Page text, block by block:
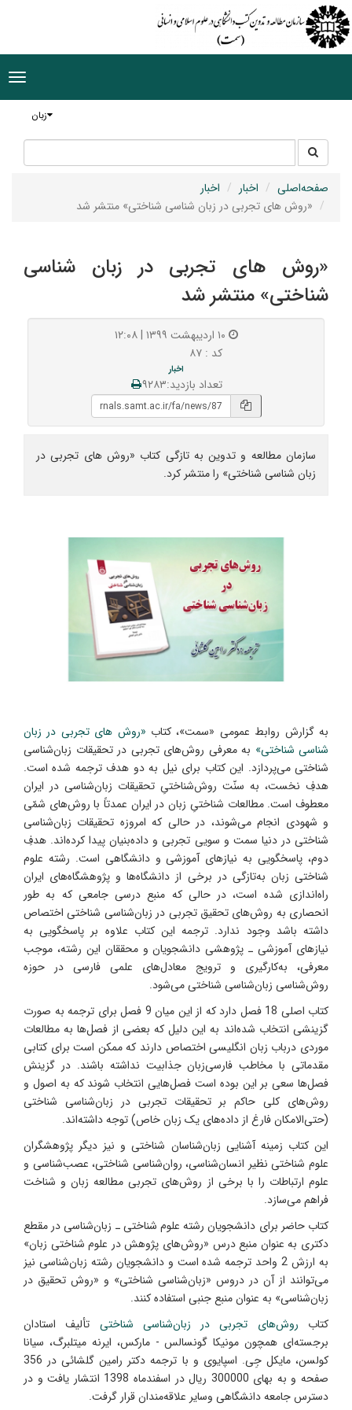
زبان
جستجو
در
سایت
صفحه‌اصلی اخبار
اخبار
«روش‌ های تجربی در زبان‌ شناسی شناختی» منتشر شد
«روش‌ های تجربی در زبان‌ شناسی
شناختی» منتشر شد
کد : ۸۷
اخبار
تعداد بازدید:۹۲۸۳
سازمان مطالعه و تدوین به تازگی کتاب «روش‌ های تجربی در
زبان‌ شناسی شناختی» را منتشر کرد.
به گزارش روابط عمومی «سمت»، کتاب «روش‌ های تجربی در زبان‌
شناسی شناختی» به معرفی روش‌های تجربی در تحقیقات زبان‌شناسی
شناختی می‌پردازد. این کتاب برای نیل به دو هدف ترجمه شده است.
هدفِ نخست، به سنّت روش‌شناختیِ تحقیقات زبان‌شناسی در ایران
معطوف است. مطالعات شناختیِ زبان در ایران عمدتاً با روش‌های شمّی
و شهودی انجام می‌شوند، در حالی که امروزه تحقیقات زبان‌شناسی
شناختی در دنیا سمت و سویی تجربی و داده‌بنیان پیدا کرده‌اند. هدفِ
دوم، پاسخگویی به نیازهای آموزشی و دانشگاهی است. رشته علوم
شناختی زبان به‌تازگی در برخی از دانشگاه‌ها و پژوهشگاه‌های ایران
راه‌اندازی شده است، در حالی که منبع درسی جامعی که به طور
انحصاری به روش‌های تحقیق تجربی در زبان‌شناسی شناختی اختصاص
داشته باشد وجود ندارد. ترجمه این کتاب علاوه بر پاسخگویی به
نیازهای آموزشی ـ پژوهشی دانشجویان و محققان این رشته، موجب
معرفی، به‌کارگیری و ترویج معادل‌های علمی فارسی در حوزه
روش‌شناسی زبان‌شناسی شناختی می‌شود.
کتاب اصلی 18 فصل دارد که از این میان 9 فصل برای ترجمه به صورت
گزینشی انتخاب شد‌ه‌اند به این دلیل که بعضی از فصل‌ها به مطالعات
موردی درباب زبان انگلیسی اختصاص دارند که ممکن است برای کتابی
مقدماتی با مخاطب فارسی‌زبان جذابیت نداشته باشند. در گزینش
فصل‌ها سعی بر این بوده است فصل‌هایی انتخاب شوند که به اصول و
روش‌های کلی حاکم بر تحقیقات تجربی در زبان‌شناسی شناختی
(حتی‌الامکان فارغ از داده‌های یک زبان خاص) توجه داشته‌اند.
این کتاب زمینه آشنایی زبان‌شناسان شناختی و نیز دیگر پژوهشگران
علوم شناختی نظیر انسان‌شناسی، روان‌شناسی شناختی، عصب‌شناسی و
علوم ارتباطات را با برخی از روش‌های تجربی مطالعه زبان و شناخت
فراهم می‌سازد.
کتاب حاضر برای دانشجویان رشته علوم شناختی ـ زبان‌شناسی در مقطع
دکتری به عنوان منبع درس «روش‌های پژوهش در علوم‌ شناختی زبان»
به ارزش 2 واحد ترجمه شده است و دانشجویان رشته زبان‌شناسی نیز
می‌توانند از آن در دروس «زبان‌شناسی شناختی» و «روش تحقیق در
زبان‌شناسی» به عنوان منبع جنبی استفاده کنند.
کتاب روش‌‌های تجربی در زبان‌شناسی شناختی تألیف استادان
برجسته‌ای همچون مونیکا گونسالس - مارکس، ایرنه میتلبرگ، سیانا
کولسن، مایکل جِی. اسپایوی و با ترجمه دکتر رامین گلشائی در 356
صفحه‌ و به بهای 300000 ریال در اسفندماه 1398 انتشار یافت و در
دسترس جامعه دانشگاهی وسایر علاقه‌مندان قرار گرفت.